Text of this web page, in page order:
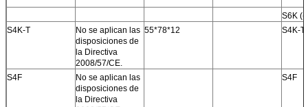
S6K
S4K-T
No se aplican las
disposiciones de
la Directiva
2008/57/CE.
55*78*12 S4K-T
S4F
No se aplican las
disposiciones de
la Directiva
S4F